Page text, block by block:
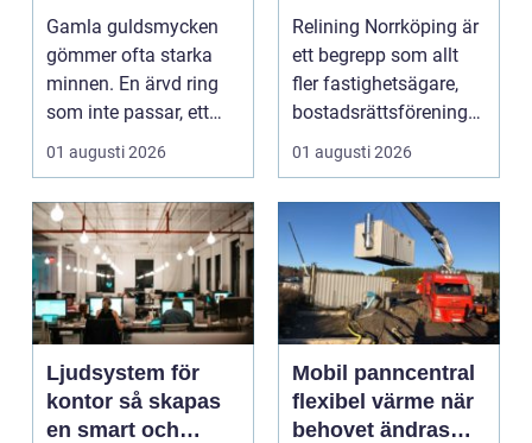
till nya favoriter
Gamla guldsmycken
gömmer ofta starka
minnen. En ärvd ring
som inte passar, ett
armband som gått
sönd...
01 augusti 2026
förnya avloppsrör
utan stambyte
Relining Norrköping är
ett begrepp som allt
fler fastighetsägare,
bostadsrättsföreningar
och villaäg...
01 augusti 2026
Ljudsystem för
kontor så skapas
en smart och
Mobil panncentral
flexibel värme när
behovet ändras